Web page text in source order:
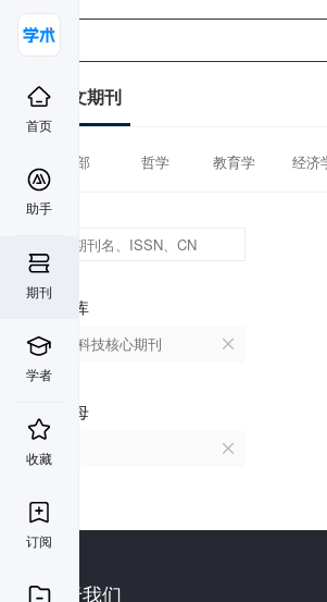
首页
助手
期刊
学者
收藏
订阅
中文期刊
全部 哲学 教育学 经济
数据库
中国科技核心期刊
首字母
关于我们